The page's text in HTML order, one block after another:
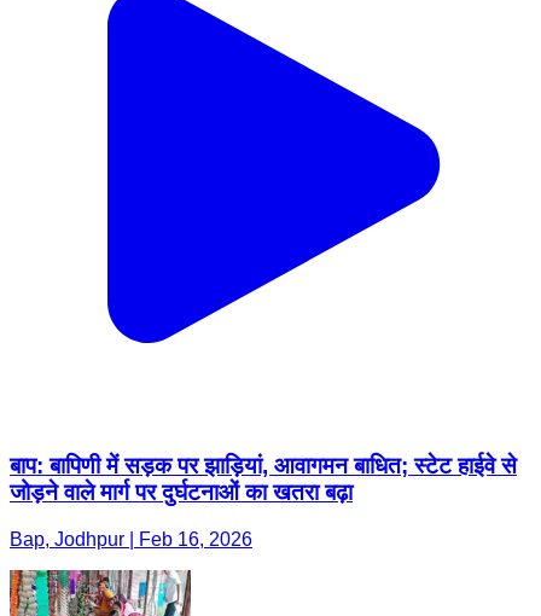
बाप: बापिणी में सड़क पर झाड़ियां, आवागमन बाधित; स्टेट हाईवे से
जोड़ने वाले मार्ग पर दुर्घटनाओं का खतरा बढ़ा
Bap, Jodhpur | Feb 16, 2026